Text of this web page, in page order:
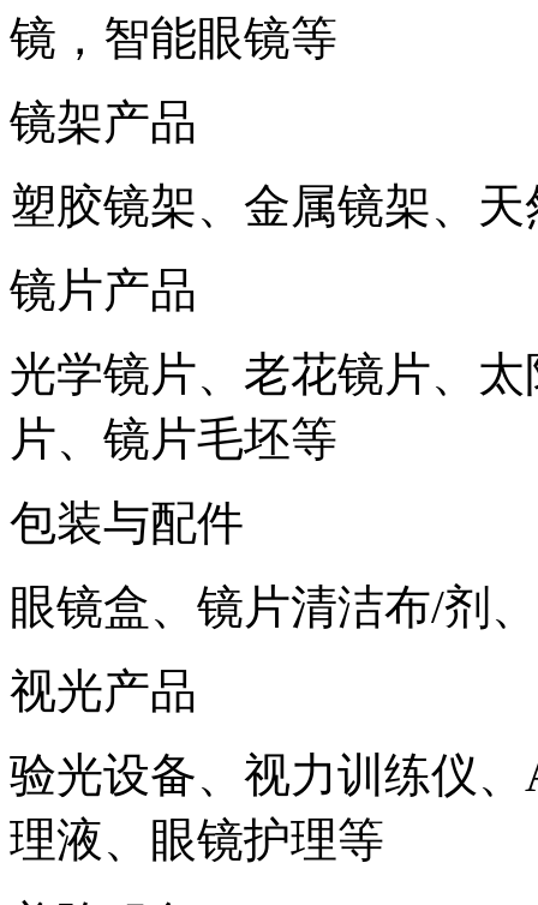
镜，智能眼镜等
镜架产品
塑胶镜架、金属镜架、
镜片产品
光学镜片、老花镜片、
片、镜片毛坯等
包装与配件
眼镜盒、镜片清洁布/剂
视光产品
验光设备、视力训练仪、
理液、眼镜护理等